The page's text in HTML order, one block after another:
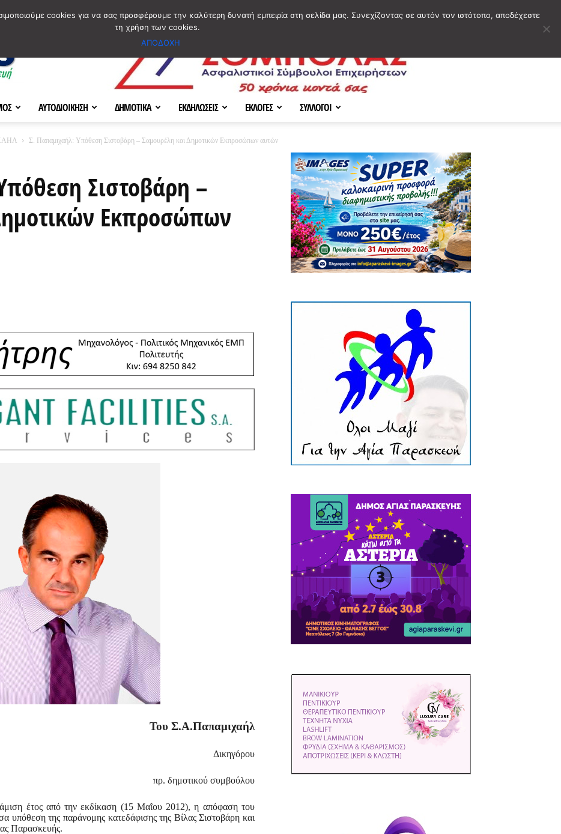
ΑΥΤΟΔΙΟΙΚΗΣΗ ΔΗΜΟΤΙΚΑ ΕΚΔΗΛΩΣΕΙΣ ΕΚΛΟΓΕΣ ΣΥΛΛΟΓΟΙ
Σ. Παπαμιχαήλ: Υπόθεση Σιστοβάρη – Σαμουρέλη και Δημοτικών Εκπροσώπων αυτών
Σιστοβάρη –
Εκπροσώπων
Του Σ.Α.Παπαμιχαήλ
Δικηγόρου
πρ. δημοτικού συμβούλου
έτος από την εκδίκαση (15 Μαΐου 2012), η απόφαση του
υπόθεση της παράνομης κατεδάφισης της Βίλας Σιστοβάρη και
Παρασκευής.
cookies για να σας προσφέρουμε την καλύτερη δυνατή εμπειρία στη σελίδα μας. Συνεχίζοντας σε αυτόν τον ιστότοπο, αποδέχεστε
τη χρήση των cookies.
ΑΠΟΔΟΧΗ